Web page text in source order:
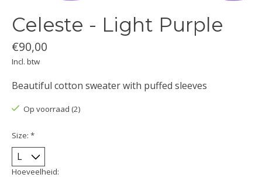
Celeste - Light Purple
€90,00
Incl. btw
Beautiful cotton sweater with puffed sleeves
Op voorraad (2)
Size: *
Hoeveelheid: